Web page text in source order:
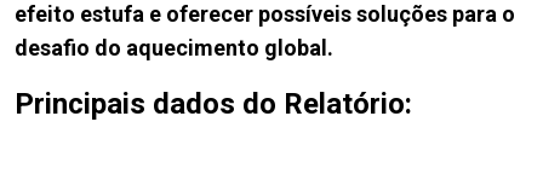
efeito estufa e oferecer possíveis soluções para o
desafio do aquecimento global.
Principais dados do Relatório: